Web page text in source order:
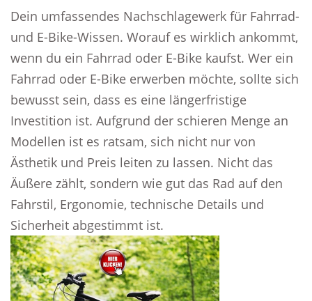
Dein umfassendes Nachschlagewerk für Fahrrad-
und E-Bike-Wissen. Worauf es wirklich ankommt,
wenn du ein Fahrrad oder E-Bike kaufst. Wer ein
Fahrrad oder E-Bike erwerben möchte, sollte sich
bewusst sein, dass es eine längerfristige
Investition ist. Aufgrund der schieren Menge an
Modellen ist es ratsam, sich nicht nur von
Ästhetik und Preis leiten zu lassen. Nicht das
Äußere zählt, sondern wie gut das Rad auf den
Fahrstil, Ergonomie, technische Details und
Sicherheit abgestimmt ist.